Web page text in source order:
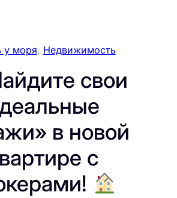
у моря, Недвижимость
свои
в новой
с